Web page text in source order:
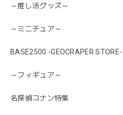
～推し活グッズ～
～ミニチュア～
BASE2500 -GEOCRAPER STORE-
～フィギュア～
名探偵コナン特集